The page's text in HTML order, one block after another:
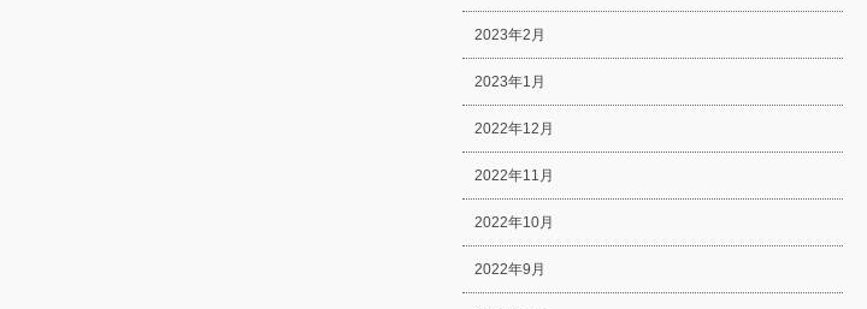
2023年2月
2023年1月
2022年12月
2022年11月
2022年10月
2022年9月